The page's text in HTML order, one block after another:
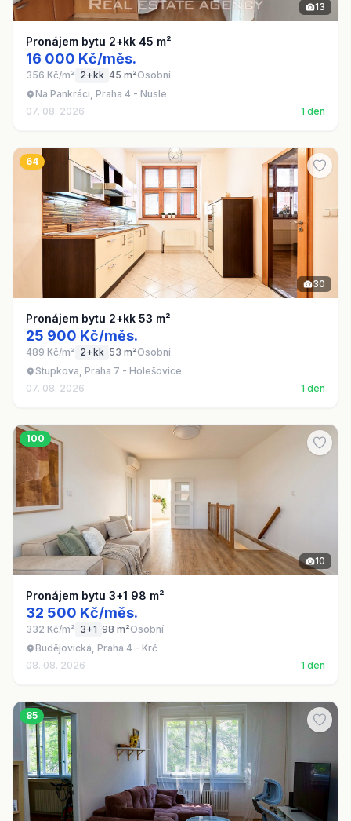
13
Pronájem bytu 2+kk 45 m²
16 000 Kč/měs.
356 Kč/m² 2+kk 45 m²Osobní
Na Pankráci, Praha 4 - Nusle
07. 08. 2026
1 den
64
30
Pronájem bytu 2+kk 53 m²
25 900 Kč/měs.
489 Kč/m² 2+kk 53 m²Osobní
Stupkova, Praha 7 - Holešovice
07. 08. 2026
1 den
100
10
Pronájem bytu 3+1 98 m²
32 500 Kč/měs.
332 Kč/m² 3+1 98 m²Osobní
Budějovická, Praha 4 - Krč
08. 08. 2026
1 den
85